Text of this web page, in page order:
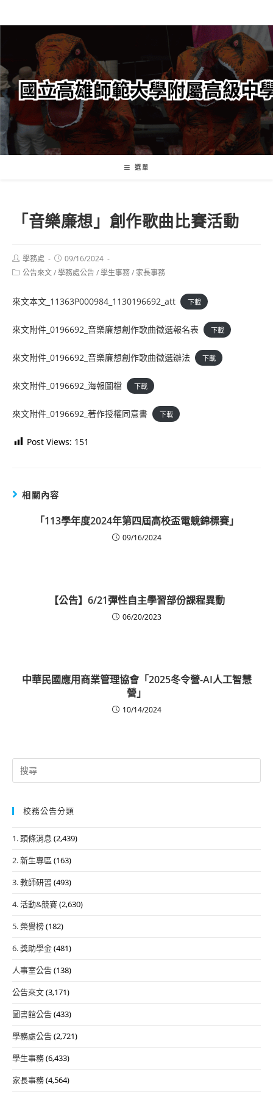
轉
要
內
容
選單
「音樂廉想」創作歌曲比賽活動
Post
author:
學務處
Post
published:
09/16/2024
Post公告來文/學務處公告/學生事務/ 家長事務
來文本文_11363P000984_1130196692_att 下載
來文附件_0196692_音樂廉想創作歌曲徵選報名表 下載
來文附件_0196692_音樂廉想創作歌曲徵選辦法 下載
來文附件_0196692_海報圖檔 下載
來文附件_0196692_著作授權同意書 下載
Post Views: 151
相關內容
「113學年度2024年第四屆高校盃電競錦標賽」
09/16/2024
【公告】6/21彈性自主學習部份課程異動
06/20/2023
中華民國應用商業管理協會「2025冬令營-AI人工智慧
營」
10/14/2024
Search
for:
校務公告分類
1. 頭條消息 (2,439)
2. 新生專區 (163)
3. 教師研習 (493)
4. 活動&競賽(2,630)
5. 榮譽榜(182)
6. 獎助學金(481)
人事室公告(138)
公告來文(3,171)
圖書館公告(433)
學務處公告(2,721)
學生事務(6,433)
家長事務(4,564)